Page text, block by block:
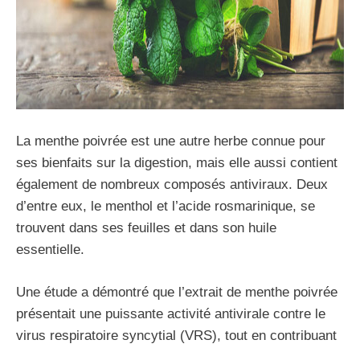
La menthe poivrée est une autre herbe connue pour
ses bienfaits sur la digestion, mais elle aussi contient
également de nombreux composés antiviraux. Deux
d’entre eux, le menthol et l’acide rosmarinique, se
trouvent dans ses feuilles et dans son huile
essentielle.
Une étude a démontré que l’extrait de menthe poivrée
présentait une puissante activité antivirale contre le
virus respiratoire syncytial (VRS), tout en contribuant